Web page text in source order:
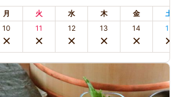
月 火 水 木 金 土
10 11 12 13 14 15